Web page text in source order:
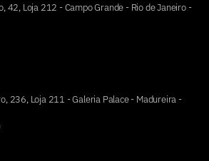
42, Loja 212 - Campo Grande - Rio de Janeiro -
236, Loja 211 - Galeria Palace - Madureira -